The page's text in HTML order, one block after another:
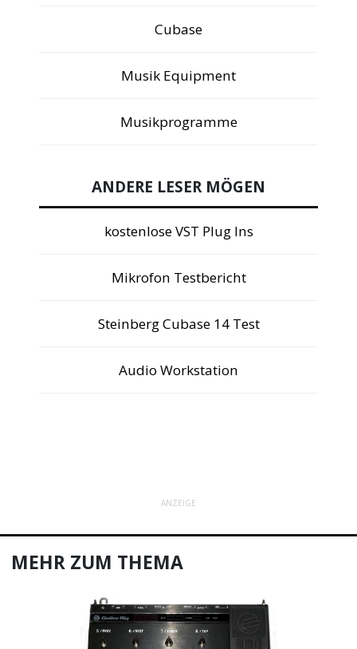
Cubase
Musik Equipment
Musikprogramme
ANDERE LESER MÖGEN
kostenlose VST Plug Ins
Mikrofon Testbericht
Steinberg Cubase 14 Test
Audio Workstation
ANZEIGE
MEHR ZUM THEMA